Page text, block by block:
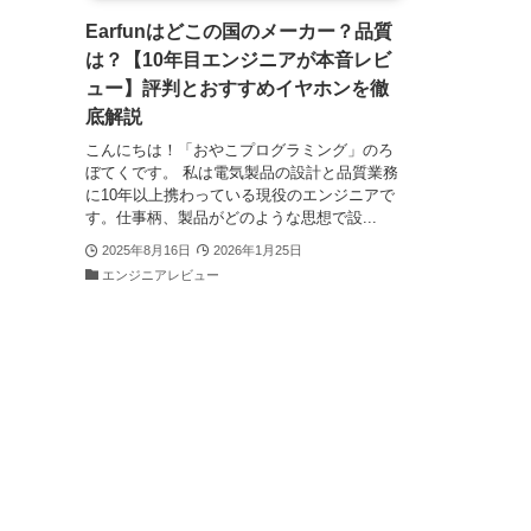
Earfunはどこの国のメーカー？品質
は？【10年目エンジニアが本音レビ
ュー】評判とおすすめイヤホンを徹
底解説
こんにちは！「おやこプログラミング」のろ
ぼてくです。 私は電気製品の設計と品質業務
に10年以上携わっている現役のエンジニアで
す。仕事柄、製品がどのような思想で設...
2025年8月16日
2026年1月25日
エンジニアレビュー